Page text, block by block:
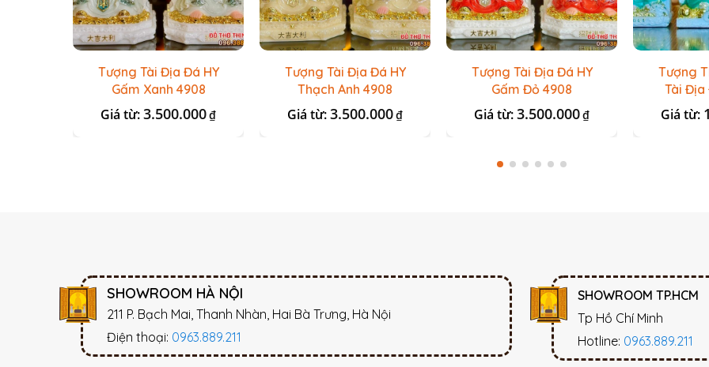
Tượng Tài Địa Đá HY
Gấm Xanh 4908
Giá từ:3.500.000₫
Tượng Tài Địa Đá HY
Thạch Anh 4908
Giá từ:3.500.000₫
Tượng Tài Địa Đá HY
Gấm Đỏ 4908
Giá từ:3.500.000₫
Tượng
Tài Địa
Giá từ:
SHOWROOM HÀ NỘI
211 P. Bạch Mai, Thanh Nhàn, Hai Bà Trưng, Hà Nội
Điện thoại: 0963.889.211
SHOWROOM TP.HCM
Tp Hồ Chí Minh
Hotline: 0963.889.211